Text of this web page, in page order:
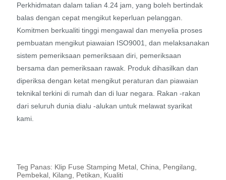
Perkhidmatan dalam talian 4.24 jam, yang boleh bertindak
balas dengan cepat mengikut keperluan pelanggan.
Komitmen berkualiti tinggi mengawal dan menyelia proses
pembuatan mengikut piawaian ISO9001, dan melaksanakan
sistem pemeriksaan pemeriksaan diri, pemeriksaan
bersama dan pemeriksaan rawak. Produk dihasilkan dan
diperiksa dengan ketat mengikut peraturan dan piawaian
teknikal terkini di rumah dan di luar negara. Rakan -rakan
dari seluruh dunia dialu -alukan untuk melawat syarikat
kami.
Teg Panas: Klip Fuse Stamping Metal, China, Pengilang,
Pembekal, Kilang, Petikan, Kualiti